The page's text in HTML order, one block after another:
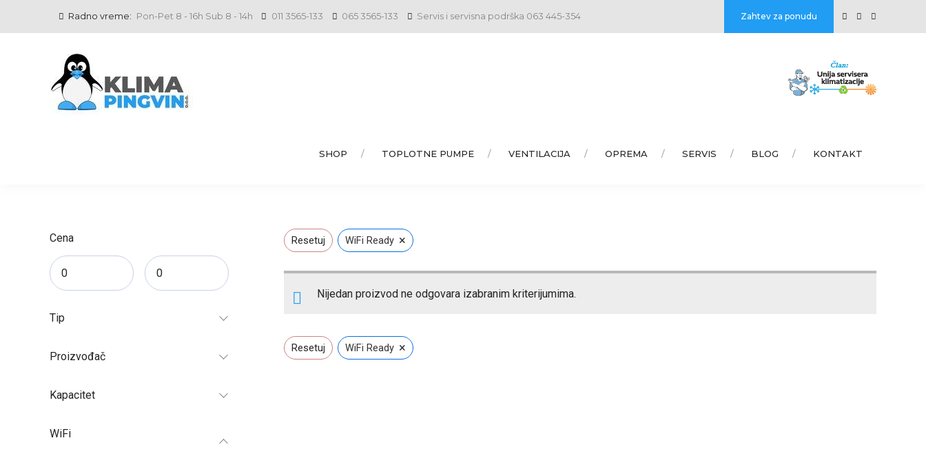
Radno vreme: Pon-Pet 8 - 16h Sub 8 - 14h 011 3565-133 065 3565-133 Servis i servisna podrška 063 445-354 Zahtev za ponudu
SHOP TOPLOTNE PUMPE VENTILACIJA OPREMA SERVIS BLOG KONTAKT
Resetuj WiFi Ready ×
Nijedan proizvod ne odgovara izabranim kriterijumima.
Resetuj WiFi Ready ×
Cena
Tip
Proizvođač
Kapacitet
WiFi